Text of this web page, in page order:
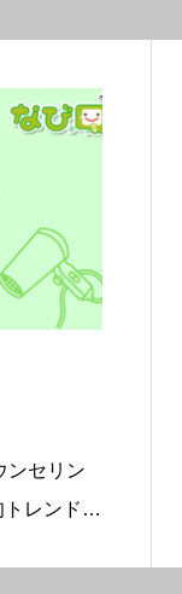
ンセリン
レンドも